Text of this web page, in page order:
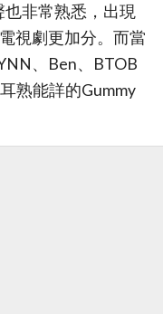
也非常熟悉，出現
視劇更加分。而當
、Ben、BTOB
熟能詳的Gummy